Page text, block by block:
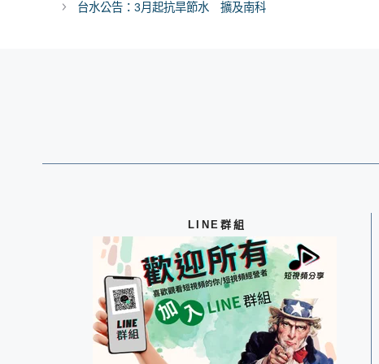
台水公告：3月起抗旱節水 擴及南科
LINE群組